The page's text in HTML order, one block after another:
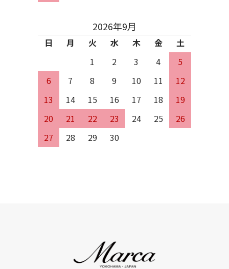
2026年9月
日 月 火 水 木 金
土
1
2 3 4
5
6
7 8 9 10 11
12
13
14 15 16 17 18
19
20
21 22 23 24 25
26
27
28 29 30